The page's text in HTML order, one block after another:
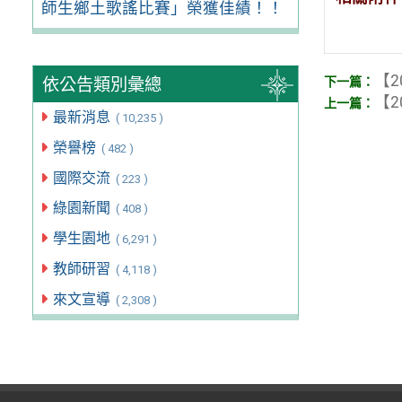
師生鄉土歌謠比賽」榮獲佳績！！
依公告類別彙總
最新消息 ( 10,235 )
榮譽榜 ( 482 )
國際交流 ( 223 )
綠園新聞 ( 408 )
學生園地 ( 6,291 )
教師研習 ( 4,118 )
來文宣導 ( 2,308 )
【
【